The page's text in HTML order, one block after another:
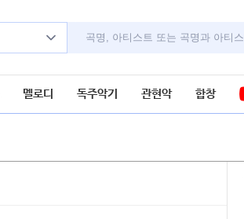
멜로디 독주악기 관현악 합창